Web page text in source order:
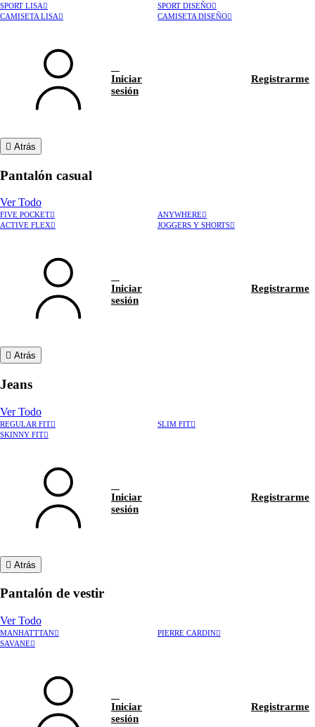
SPORT LISA
SPORT DISEÑO
CAMISETA LISA
CAMISETA DISEÑO
Iniciar
sesión
Registrarme
Atrás
Pantalón casual
Ver Todo
FIVE POCKET
ANYWHERE
ACTIVE FLEX
JOGGERS Y SHORTS
Iniciar
sesión
Registrarme
Atrás
Jeans
Ver Todo
REGULAR FIT
SLIM FIT
SKINNY FIT
Iniciar
sesión
Registrarme
Atrás
Pantalón de vestir
Ver Todo
MANHATTTAN
PIERRE CARDIN
SAVANE
Iniciar
sesión
Registrarme
Hablar con asesor